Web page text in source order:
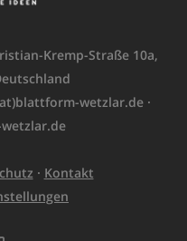
Kremp-Straße 10a,
wetzlar.de·
· Kontakt